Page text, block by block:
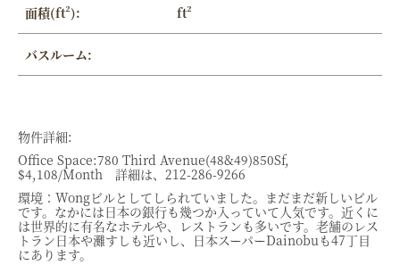
面積(ft²): ft²
バスルーム:
物件詳細:
Office Space:780 Third Avenue(48&49)850Sf,
$4,108/Month 詳細は、212-286-9266
環境：Wongビルとしてしられていました。まだまだ新しいビル
です。なかには日本の銀行も幾つか入っていて人気です。近くに
は世界的に有名なホテルや、レストランも多いです。老舗のレス
トラン日本や灘すしも近いし、日本スーパーDainobuも47丁目
にあります。